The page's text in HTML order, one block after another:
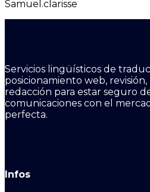
Samuel.clarisse
Servicios lingüísticos de
posicionamiento web, revisión,
redacción para estar seguro
comunicaciones con el
perfecta.
Infos